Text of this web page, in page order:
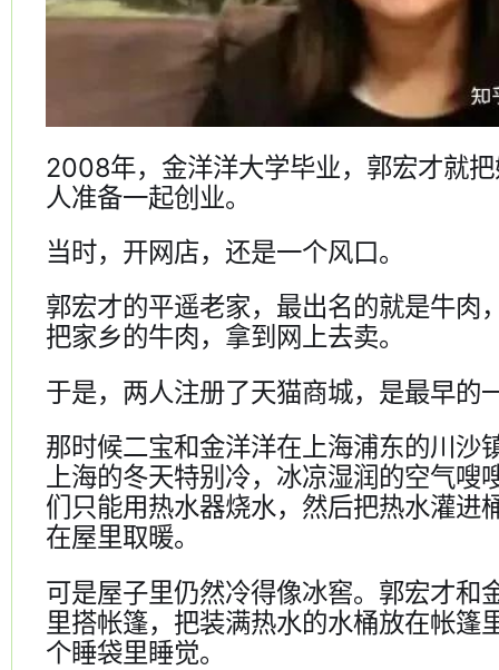
2008年，金洋洋大学毕业，郭宏才就
人准备一起创业。
当时，开网店，还是一个风口。
郭宏才的平遥老家，最出名的就是牛肉
把家乡的牛肉，拿到网上去卖。
于是，两人注册了天猫商城，是最早的
那时候二宝和金洋洋在上海浦东的川沙
上海的冬天特别冷，冰凉湿润的空气嗖
们只能用热水器烧水，然后把热水灌进
在屋里取暖。
可是屋子里仍然冷得像冰窖。郭宏才和
里搭帐篷，把装满热水的水桶放在帐篷
个睡袋里睡觉。